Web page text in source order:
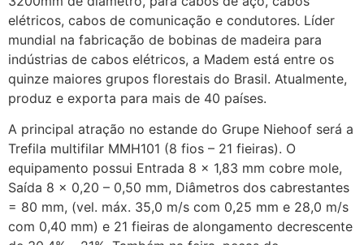
elétricos, cabos de comunicação e condutores. Líder
mundial na fabricação de bobinas de madeira para
indústrias de cabos elétricos, a Madem está entre os
quinze maiores grupos florestais do Brasil. Atualmente,
produz e exporta para mais de 40 países.
A principal atração no estande do Grupe Niehoof será a
Trefila multifilar MMH101 (8 fios – 21 fieiras). O
equipamento possui Entrada 8 x 1,83 mm cobre mole,
Saída 8 x 0,20 – 0,50 mm, Diâmetros dos cabrestantes
= 80 mm, (vel. máx. 35,0 m/s com 0,25 mm e 28,0 m/s
com 0,40 mm) e 21 fieiras de alongamento decrescente